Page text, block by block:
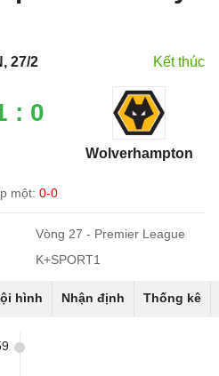
27/2 Kết thúc
: 0
Wolverhampton
một: 0-0
Vòng 27 - Premier League
K+SPORT1
hình Nhận định Thống kê